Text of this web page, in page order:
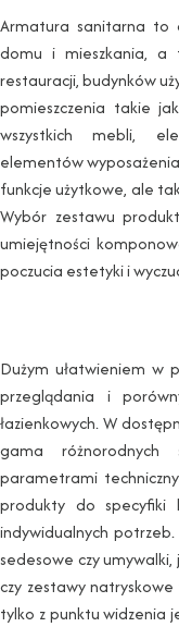
Armatura sanitarna to
domu i mieszkania, a
restauracji, budynków
pomieszczenia takie
wszystkich mebli,
elementów
funkcje użytkowe, ale
Wybór zestawu
umiejętności
poczucia estetyki i
Dużym ułatwieniem w
przeglądania i
łazienkowych. W
gama różnorodnych
parametrami
produkty do specyfiki
indywidualnych
sedesowe czy
czy zestawy natryskowe
tylko z punktu widzenia